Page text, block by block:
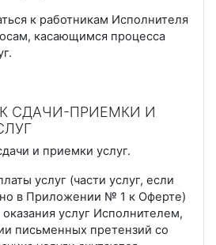
к работникам Исполнителя
касающимся процесса
СДАЧИ-ПРИЕМКИ И
и приемки услуг.
услуг (части услуг, если
в Приложении № 1 к Оферте)
услуг Исполнителем,
письменных претензий со